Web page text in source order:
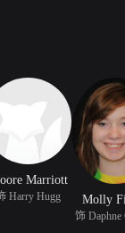
Marriott
Harry Hugg Molly
饰